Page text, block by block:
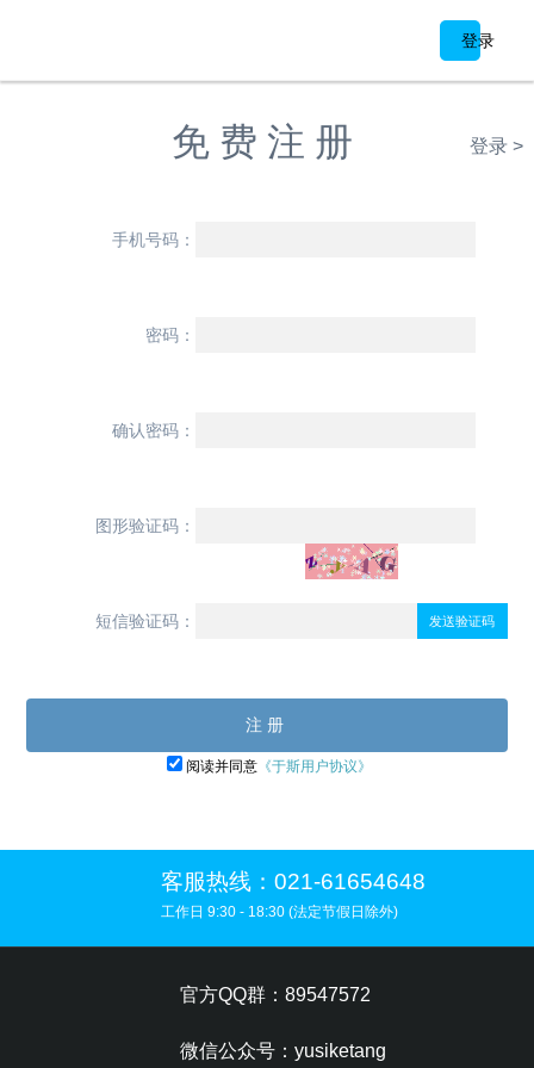
登录
免费注册 登录 >
手机号码：
密码：
确认密码：
图形验证码：
短信验证码： 发送验证码
注册
阅读并同意 《于斯用户协议》
客服热线：021-61654648
工作日 9:30 - 18:30 (法定节假日除外)
官方QQ群：89547572
微信公众号：yusiketang